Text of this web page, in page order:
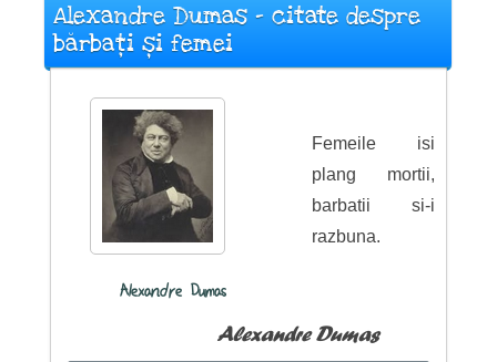
Alexandre Dumas - citate despre
bărbați și femei
Alexandre Dumas
Femeile isi
plang mortii,
barbatii si-i
razbuna.
Alexandre Dumas